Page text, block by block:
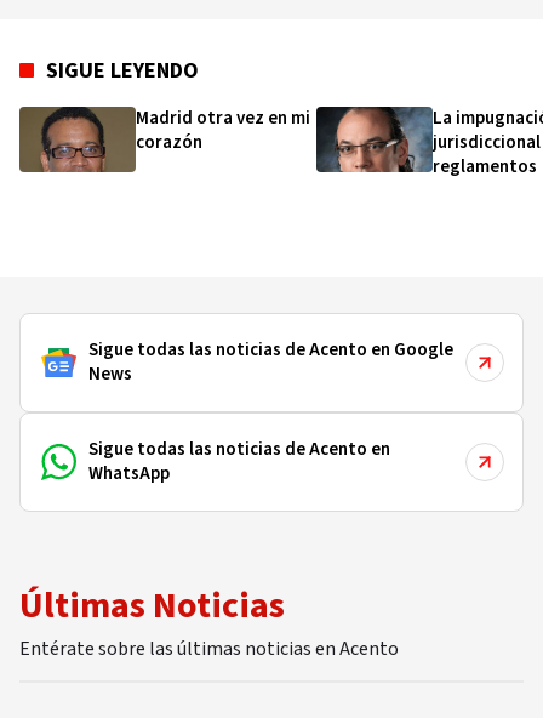
SIGUE LEYENDO
Madrid otra vez en mi
corazón
La
reglamentos
Sigue todas las noticias de Acento en Google
News
Sigue todas las noticias de Acento en
WhatsApp